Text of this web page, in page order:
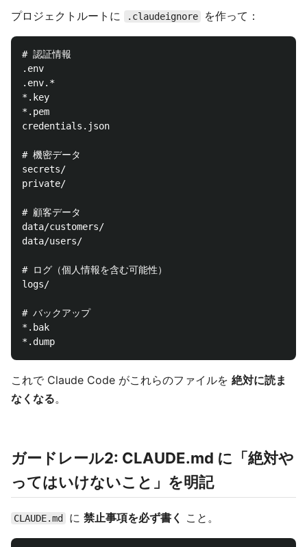
プロジェクトルートに .claudeignore を作って：
# 認証情報
.env
.env.*
*.key
*.pem
credentials.json
# 機密データ
secrets/
private/
# 顧客データ
data/customers/
data/users/
# ログ（個人情報を含む可能性）
logs/
# バックアップ
*.bak
これで Claude Code がこれらのファイルを 絶対に読ま
なくなる。
ガードレール2: CLAUDE.md に「絶対や
ってはいけないこと」を明記
CLAUDE.md に 禁止事項を必ず書く こと。